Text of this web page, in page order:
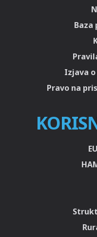
Baza
Izjava
Pravo na